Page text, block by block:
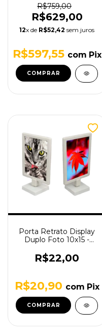
R$759,00
R$629,00
12x de R$52,42 sem juros
R$597,55 com Pix
Porta Retrato Display
Duplo Foto 10x15 -
R$22,00
R$20,90 com Pix